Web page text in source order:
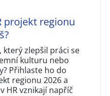
projekt regionu
který zlepšil práci se
kulturu nebo
Přihlaste ho do
regionu 2026 a
HR vznikají napříč